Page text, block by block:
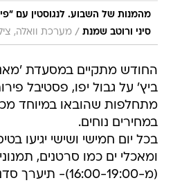
מהמנות של השבוע. לנגוסטין עם
סיני ורוטב שמנת / מערכת וואלה,
החודש מתקיים במסעדת
ביץ' על גבול יפו, פסטיבל
מתחלפות שהובאו במיוחד
במחירים נוחים.
בכל יום חמישי ושישי יגיעו
ומאכלי ים כמו סרטנים,
(מ-16:00-19:00)-